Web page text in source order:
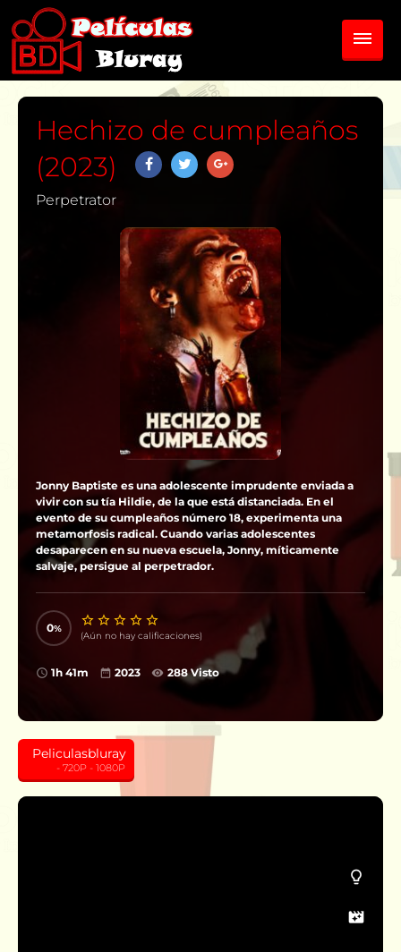
Hechizo de cumpleaños
(2023)
Perpetrator
Jonny Baptiste es una adolescente imprudente enviada a
vivir con su tía Hildie, de la que está distanciada. En el
evento de su cumpleaños número 18, experimenta una
metamorfosis radical. Cuando varias adolescentes
desaparecen en su nueva escuela, Jonny, míticamente
salvaje, persigue al perpetrador.
0
(Aún no hay calificaciones)
1h 41m 2023 288 Visto
Peliculasbluray
‎ ‎ ‎ ‎ ‎ ‎ ‎ ‎ ‎ - 720P - 1080P